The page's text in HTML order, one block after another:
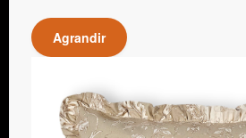
Agrandir